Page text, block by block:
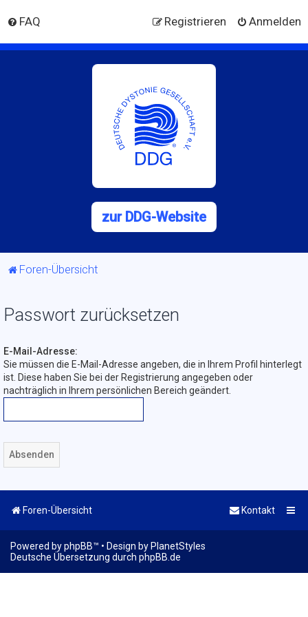
FAQ Anmelden
Registrieren
zur DDG-Website
Foren-Übersicht
Passwort zurücksetzen
E-Mail-Adresse:
Sie müssen die E-Mail-Adresse angeben, die in Ihrem Profil hinterlegt
ist. Diese haben Sie bei der Registrierung angegeben oder
nachträglich in Ihrem persönlichen Bereich geändert.
Foren-Übersicht Kontakt
Powered byphpBB™ • Design byPlanetStyles
Deutsche Übersetzung durch phpBB.de